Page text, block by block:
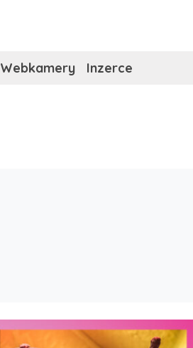
Webkamery Inzerce